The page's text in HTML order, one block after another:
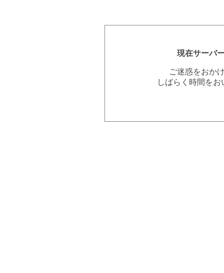
現在サーバ
ご迷惑をおか
しばらく時間を